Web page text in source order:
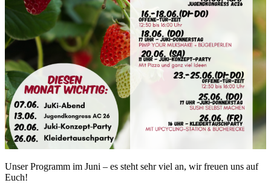
Unser Programm im Juni – es steht sehr viel an, wir freuen uns auf
Euch!